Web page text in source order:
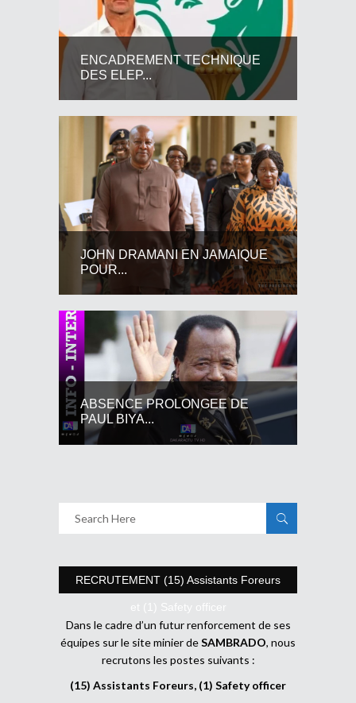
ENCADREMENT TECHNIQUE
DES ELEP...
JOHN DRAMANI EN JAMAIQUE
POUR...
ABSENCE PROLONGEE DE
PAUL BIYA...
RECRUTEMENT (15) Assistants Foreurs
et (1) Safety officer
Dans le cadre d’un futur renforcement de ses
équipes sur le site minier deSAMBRADO, nous
recrutons les postes suivants :
(15) Assistants Foreurs, (1) Safety officer